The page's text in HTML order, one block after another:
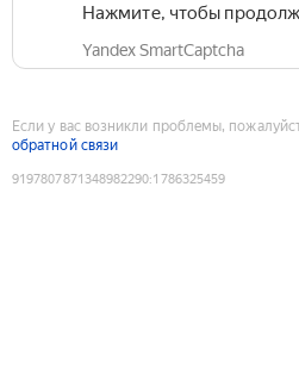
Нажмите, чтобы
Yandex SmartCaptcha
Если у вас возникли проблемы,
обратной связи
9197807871348982290:1786325459